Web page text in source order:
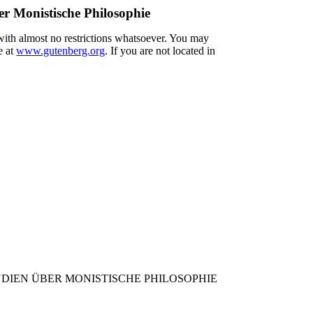
Monistische Philosophie
almost no restrictions whatsoever. You may
atwww.gutenberg.org. If you are not located in
ÜBER MONISTISCHE PHILOSOPHIE